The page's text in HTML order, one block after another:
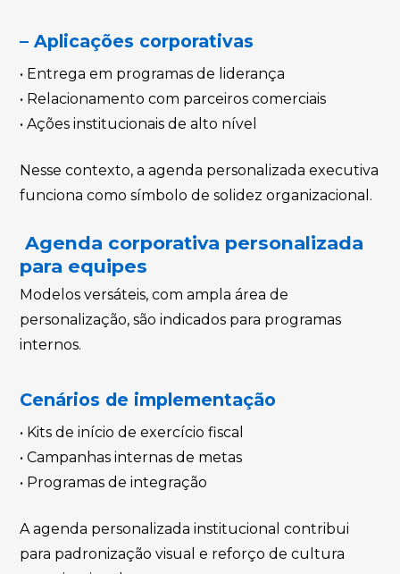
– Aplicações corporativas
• Entrega em programas de liderança
• Relacionamento com parceiros comerciais
• Ações institucionais de alto nível
Nesse contexto, a agenda personalizada executiva
funciona como símbolo de solidez organizacional.
Agenda corporativa personalizada
para equipes
Modelos versáteis, com ampla área de
personalização, são indicados para programas
internos.
Cenários de implementação
• Kits de início de exercício fiscal
• Campanhas internas de metas
• Programas de integração
A agenda personalizada institucional contribui
para padronização visual e reforço de cultura